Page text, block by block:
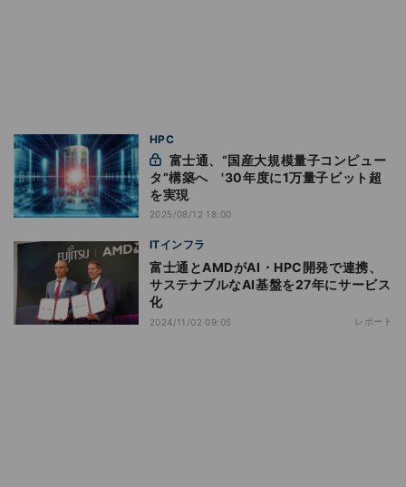
HPC
タ”構築へ '30年度に1万量子ビット超
を実現
2025/08/12 18:00
ITインフラ
富士通とAMDがAI・HPC開発で連携、
サステナブルなAI基盤を27年にサービス
化
2024/11/02 09:05 レポート